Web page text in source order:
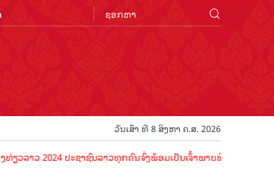
ວັນເສົາ ທີ 8 ສິງຫາ ຄ.ສ. 2026
ປະຊາຊົນລາວທຸກຄົນຈົ່ງພ້ອມເປັນເຈົ້າພາບທີ່ດີ ຕ້ອນຮັບນັກທ່ອງທ່